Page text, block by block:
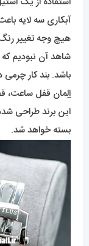
آبکاری سه لایه
هیچ وجه تغییر
شاهد آن نبودیم
باشد. بند کار
اِلِمان قفل
این برند طراحی
بسته خواهد شد.